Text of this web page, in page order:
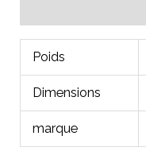
Poids
Dimensions
marque